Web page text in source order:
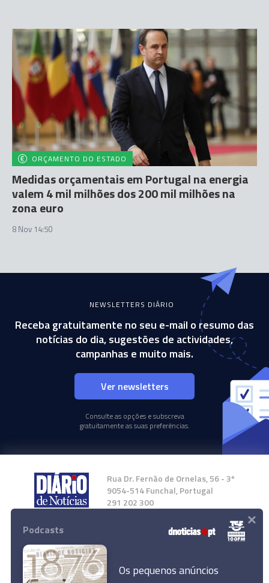
ORÇAMENTO DO ESTADO
Medidas orçamentais em Portugal na energia
valem 4 mil milhões dos 200 mil milhões na
zona euro
8 Nov 14:50
NEWSLETTERS DIÁRIO
Receba gratuitamente no seu e-mail o resumo das
notícias do dia, sugestões de actividades,
campanhas e muito mais.
Ver newsletters
Consulte as opções e subscreva
gratuitamente as suas preferências.
Rua Dr. Fernão de Ornelas, 56 - 3º
9054-514 Funchal, Portugal
291 202 300
Instale a nossa App
Podcasts
Os pequenos anúncios
×